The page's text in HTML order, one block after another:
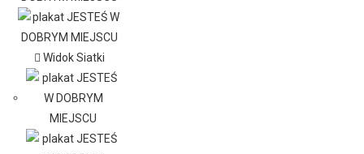
Widok Siatki